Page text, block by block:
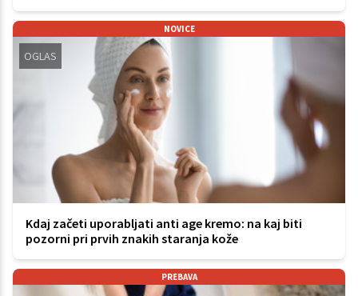
NOVICE
OGLAS
Kdaj začeti uporabljati anti age kremo: na kaj biti
pozorni pri prvih znakih staranja kože
PREBAVA